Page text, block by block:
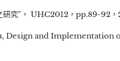
研究"， UHC2012，pp.89-92
Design and Implementation